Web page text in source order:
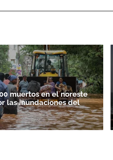
muertos en el noreste
las inundaciones del